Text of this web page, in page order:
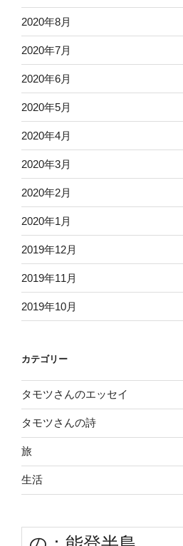
2020年8月
2020年7月
2020年6月
2020年5月
2020年4月
2020年3月
2020年2月
2020年1月
2019年12月
2019年11月
2019年10月
カテゴリー
タモツさんのエッセイ
タモツさんの詩
旅
生活